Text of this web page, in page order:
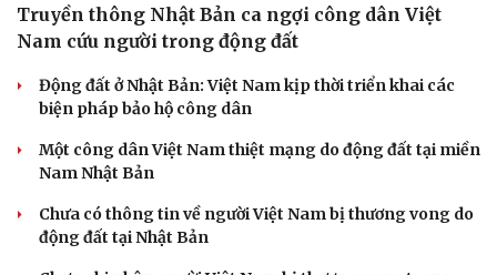
Truyền thông Nhật Bản ca ngợi công dân Việt
Nam cứu người trong động đất
Động đất ở Nhật Bản: Việt Nam kịp thời triển khai các
biện pháp bảo hộ công dân
Một công dân Việt Nam thiệt mạng do động đất tại miền
Nam Nhật Bản
Chưa có thông tin về người Việt Nam bị thương vong do
động đất tại Nhật Bản